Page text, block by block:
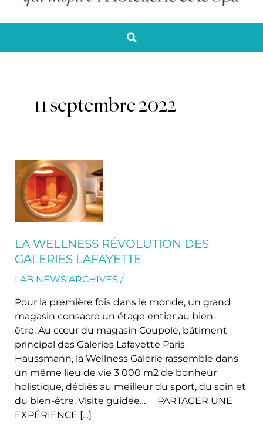
11 septembre 2022
LA WELLNESS RÉVOLUTION DES
GALERIES LAFAYETTE
LAB NEWS ARCHIVES /
Pour la première fois dans le monde, un grand
magasin consacre un étage entier au bien-
être. Au cœur du magasin Coupole, bâtiment
principal des Galeries Lafayette Paris
Haussmann, la Wellness Galerie rassemble dans
un même lieu de vie 3 000 m2 de bonheur
holistique, dédiés au meilleur du sport, du soin et
du bien-être. Visite guidée… PARTAGER UNE
EXPÉRIENCE […]
La
Wellness
Révolution
des
Galeries
Lafayette